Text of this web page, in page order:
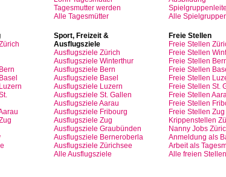
Tagesmutter werden
Alle Tagesmütter
Alle
Bern
Basel
Luzern
Sport, Freizeit&
Ausflugsziele
Ausflugsziele Zürich
Ausflugsziele Winterthur
Ausflugsziele Bern
Ausflugsziele Basel
Ausflugsziele Luzern
Ausflugsziele St. Gallen
Ausflugsziele Aarau
Ausflugsziele Fribourg
Ausflugsziele Zug
Ausflugsziele Graubünden
Ausflugsziele Berneroberla
Ausflugsziele Zürichsee
Alle Ausflugsziele
Freie Stellen
Freie Stellen
Freie Stellen
Freie Stellen
Freie Stellen
Freie Stellen
Freie Stellen St.
Freie Stellen
Freie Stellen
Freie Stellen Zug
Krippenstellen
Nanny Jobs
Anmeldung als
Arbeit als
Alle freien Stellen